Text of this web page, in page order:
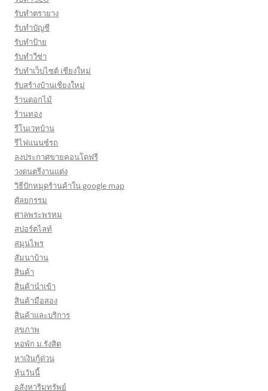
รับทำตรายาง
รับทำบัญชี
รับทำป้าย
รับทำวีซ่า
รับทำเว็บไซต์ เชียงใหม่
รับสร้างบ้านเชียงใหม่
ร้านดอกไม้
ร้านทอง
รีโนเวทบ้าน
รีไฟแนนซ์รถ
ลงประกาศขายคอนโดฟรี
วงดนตรีงานแต่ง
วิธีปักหมุดร้านค้าใน google map
ศัลยกรรม
ศาลพระพรหม
สปอร์ตไลท์
สมุนไพร
สัมนาบ้าน
สินค้า
สินค้านำเข้า
สินค้ามือสอง
สินค้าและบริการ
สุขภาพ
หอพัก ม.รังสิต
หาเงินกู้ด่วน
หุ้นวันนี้
อสังหาริมทรัพย์